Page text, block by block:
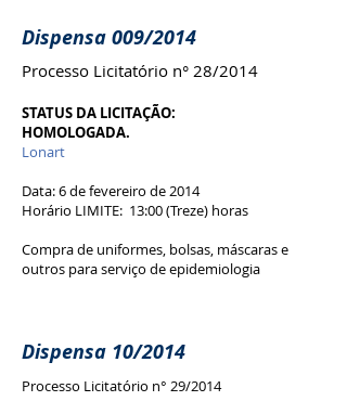
Dispensa 009/2014
Processo Licitatório n° 28/2014
STATUS DA LICITAÇÃO:
HOMOLOGADA.
Lonart
Data: 6 de fevereiro de 2014
Horário LIMITE: 13:00 (Treze) horas
Compra de uniformes, bolsas, máscaras e
outros para serviço de epidemiologia
Dispensa 10/2014
Processo Licitatório n° 29/2014